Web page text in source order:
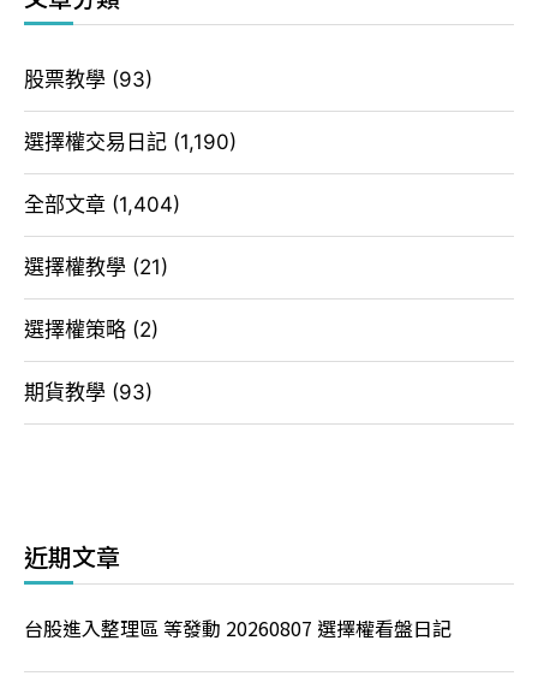
股票教學 (93)
選擇權交易日記 (1,190)
全部文章 (1,404)
選擇權教學 (21)
選擇權策略 (2)
期貨教學 (93)
近期文章
台股進入整理區 等發動 20260807 選擇權看盤日記